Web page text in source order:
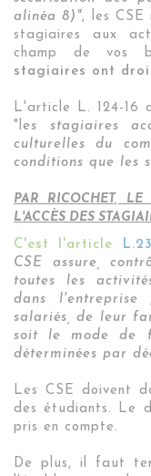
alinéa 8)", les CSE
stagiaires aux
champ de vos
stagiaires ont
L'article L. 124-16
"les stagiaires
culturelles du
conditions que les
PAR RICOCHET,
L'ACCÈS DES
C'est l'article
CSE assure,
toutes les
dans l'entreprise
salariés, de leur
soit le mode de
déterminées par
Les CSE doivent
des étudiants. Le
pris en compte.
De plus, il faut